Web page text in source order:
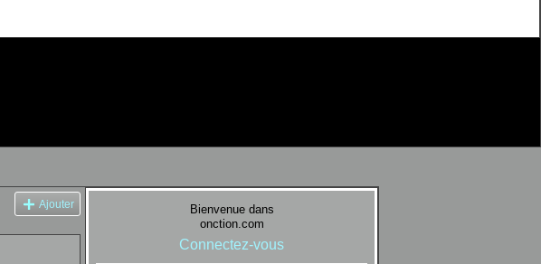
Ajouter
Bienvenue dans
onction.com
Connectez-vous